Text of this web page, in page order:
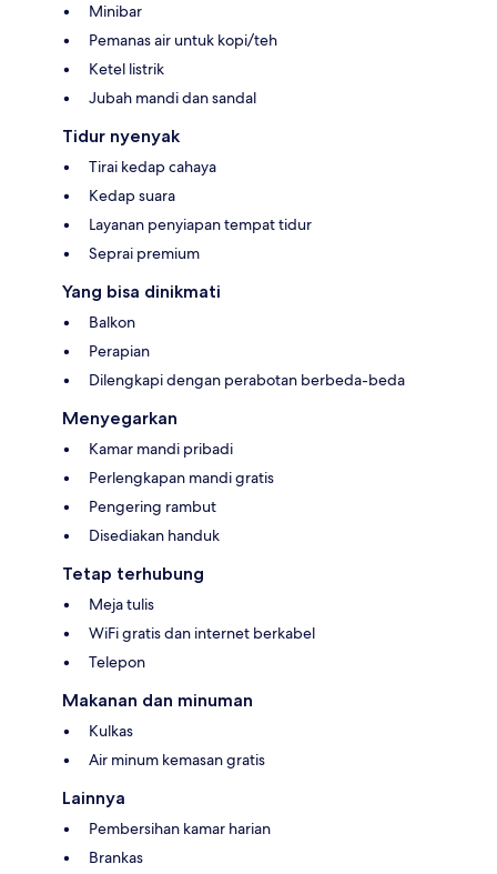
Minibar
Pemanas air untuk kopi/teh
Ketel listrik
Jubah mandi dan sandal
Tidur nyenyak
Tirai kedap cahaya
Kedap suara
Layanan penyiapan tempat tidur
Seprai premium
Yang bisa dinikmati
Balkon
Perapian
Dilengkapi dengan perabotan berbeda-beda
Menyegarkan
Kamar mandi pribadi
Perlengkapan mandi gratis
Pengering rambut
Disediakan handuk
Tetap terhubung
Meja tulis
WiFi gratis dan internet berkabel
Telepon
Makanan dan minuman
Kulkas
Air minum kemasan gratis
Lainnya
Pembersihan kamar harian
Brankas